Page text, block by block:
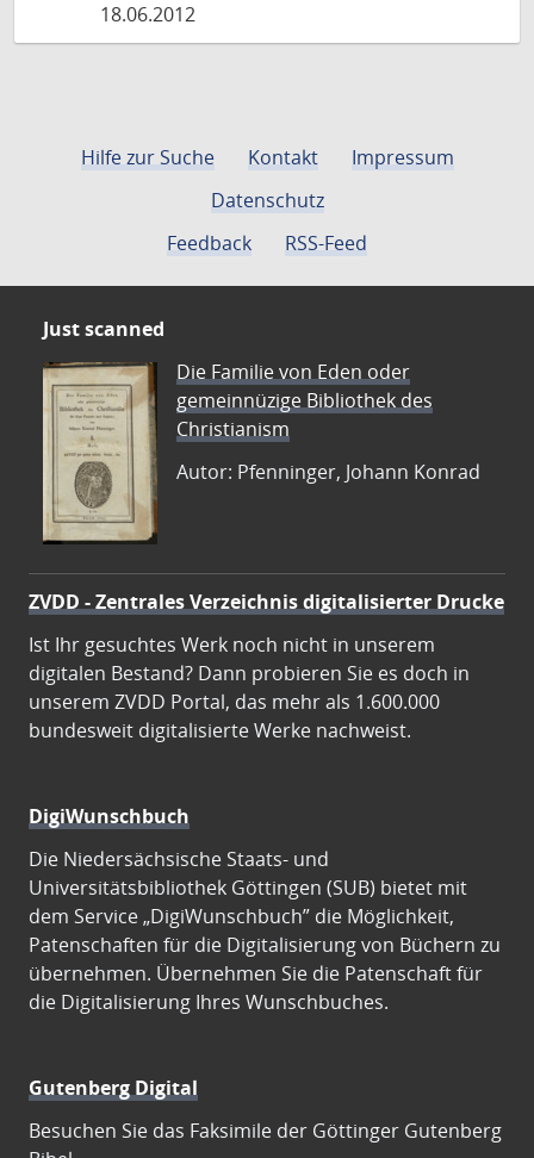
18.06.2012
Hilfe zur Suche Kontakt
Impressum
Datenschutz
Feedback
RSS-Feed
Just scanned
Die Familie von Eden oder
gemeinnüzige Bibliothek des
Christianism
Autor: Pfenninger, Johann Konrad
ZVDD - Zentrales Verzeichnis digitalisierter Drucke
Ist Ihr gesuchtes Werk noch nicht in unserem
digitalen Bestand? Dann probieren Sie es doch in
unserem ZVDD Portal, das mehr als 1.600.000
bundesweit digitalisierte Werke nachweist.
DigiWunschbuch
Die Niedersächsische Staats- und
Universitätsbibliothek Göttingen (SUB) bietet mit
dem Service „DigiWunschbuch” die Möglichkeit,
Patenschaften für die Digitalisierung von Büchern zu
übernehmen. Übernehmen Sie die Patenschaft für
die Digitalisierung Ihres Wunschbuches.
Gutenberg Digital
Besuchen Sie das Faksimile der Göttinger Gutenberg